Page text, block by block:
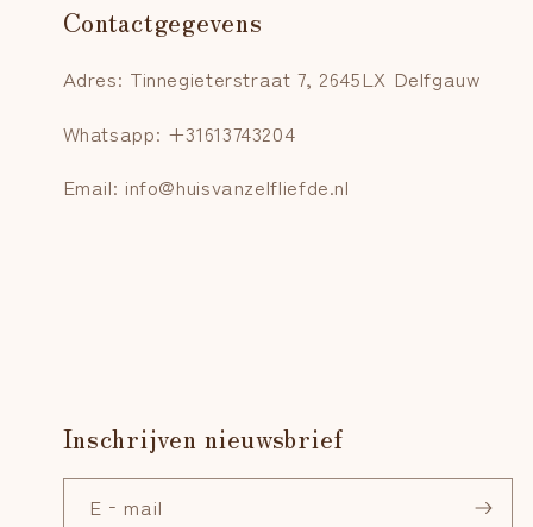
Contactgegevens
Adres: Tinnegieterstraat 7, 2645LX Delfgauw
Whatsapp: +31613743204
Email: info@huisvanzelfliefde.nl
Inschrijven nieuwsbrief
E‑mail